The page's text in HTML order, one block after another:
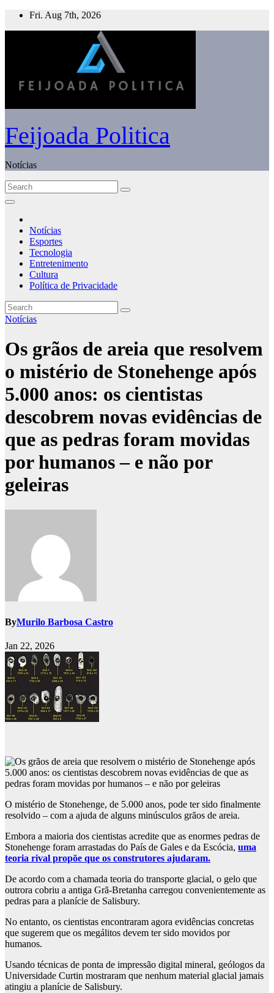
Skip
Fri. Aug 7th, 2026
Feijoada Politica
Notícias
Notícias
Esportes
Tecnologia
Entretenimento
Cultura
Política de Privacidade
Notícias
Os grãos de areia que resolvem
o mistério de Stonehenge após
5.000 anos: os cientistas
descobrem novas evidências de
que as pedras foram movidas
por humanos – e não por
geleiras
ByMurilo Barbosa Castro
Jan 22, 2026
O mistério de Stonehenge, de 5.000 anos, pode ter sido finalmente
resolvido – com a ajuda de alguns minúsculos grãos de areia.
Embora a maioria dos cientistas acredite que as enormes pedras de
Stonehenge foram arrastadas do País de Gales e da Escócia, uma
teoria rival propõe que os construtores ajudaram.
De acordo com a chamada teoria do transporte glacial, o gelo que
outrora cobriu a antiga Grã-Bretanha carregou convenientemente as
pedras para a planície de Salisbury.
No entanto, os cientistas encontraram agora evidências concretas
que sugerem que os megálitos devem ter sido movidos por
humanos.
Usando técnicas de ponta de impressão digital mineral, geólogos da
Universidade Curtin mostraram que nenhum material glacial jamais
atingiu a planície de Salisbury.